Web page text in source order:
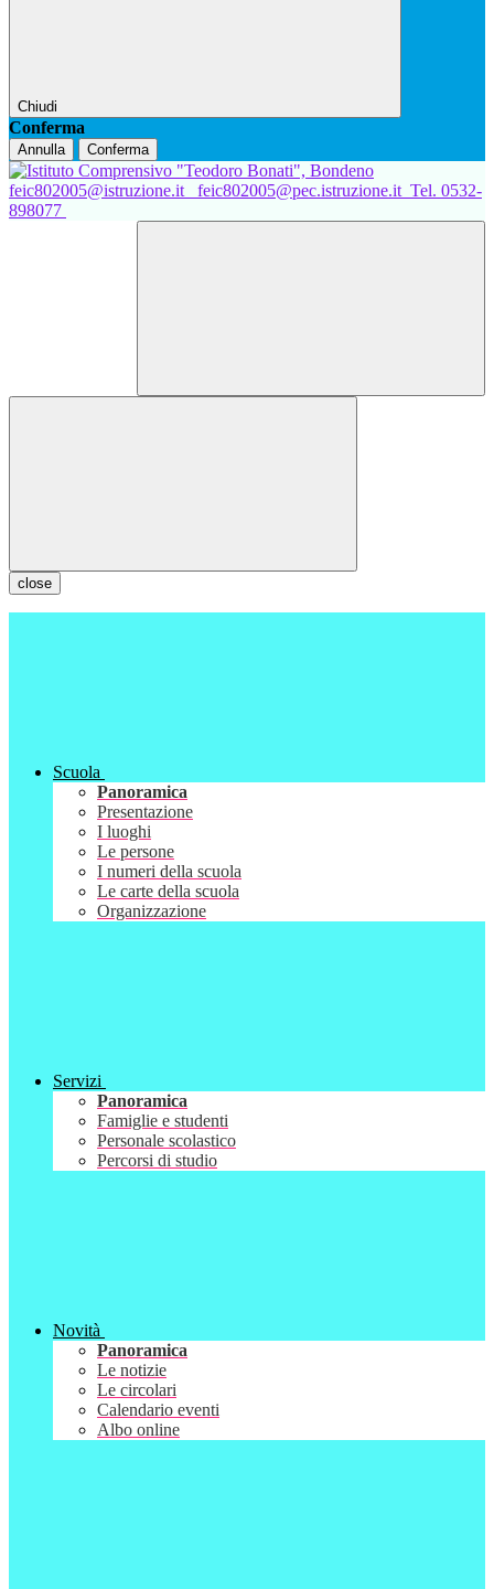
Chiudi
Conferma
Annulla Conferma
feic802005@istruzione.it feic802005@pec.istruzione.it Tel. 0532-
898077
close
Scuola
Panoramica
Presentazione
I luoghi
Le persone
I numeri della scuola
Le carte della scuola
Organizzazione
Servizi
Panoramica
Famiglie e studenti
Personale scolastico
Percorsi di studio
Novità
Panoramica
Le notizie
Le circolari
Calendario eventi
Albo online